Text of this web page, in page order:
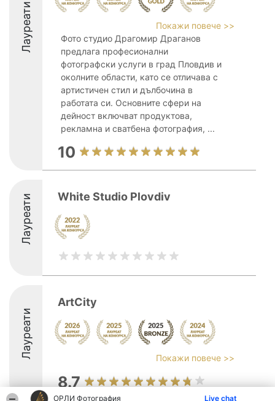
ОРЛИ Фотография Live chat
Лауреати
Покажи повече >>
Фото студио Драгомир Драганов
предлага професионални
фотографски услуги в град Пловдив и
околните области, като се отличава с
артистичен стил и дълбочина в
работата си. Основните сфери на
дейност включват продуктова,
рекламна и сватбена фотография, ...
10
Лауреати White Studio Plovdiv
Лауреати
ArtCity
Покажи повече >>
8.7